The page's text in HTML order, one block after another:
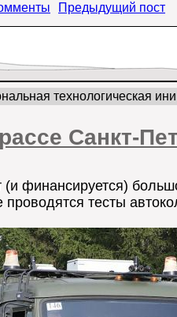
Предыдущий пост
технологическая
Санкт-
(и финансируется)
тесты